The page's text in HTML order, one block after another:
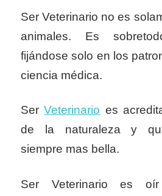
Ser Veterinario no es
animales. Es
fijándose solo en los
ciencia médica.
SerVeterinario es
de la naturaleza y
siempre mas bella.
Ser Veterinario es